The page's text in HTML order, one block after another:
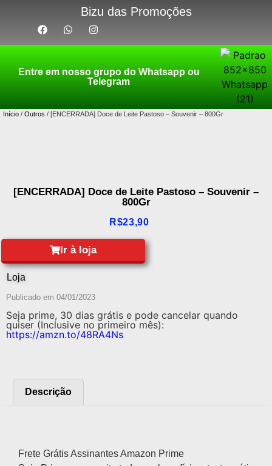
Bizu das Promoções
Entre em nosso grupo do Whatsapp ou
Telegram
Início / Outros / [ENCERRADA] Doce de Leite Pastoso – Souvenir – 800Gr
[ENCERRADA] Doce de Leite Pastoso – Souvenir –
800Gr
R$23,90
Ir à loja
Loja
Publicado em 04/01/2023
Seja prime, 30 dias grátis e pode cancelar quando
quiser (Inclusive no primeiro mês):
https://amzn.to/48RA4Ns
Descrição
Frete Grátis Assinantes Amazon Prime